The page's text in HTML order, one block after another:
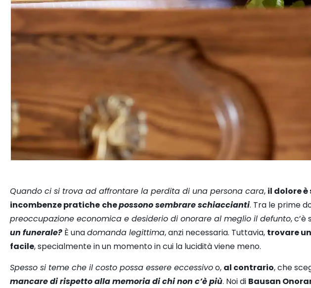
Quando ci si trova ad affrontare la perdita di una persona cara, il dolore
incombenze pratiche chepossono sembrare schiaccianti. Tra le prime
preoccupazione economica e desiderio di onorare al meglio il defunto,
un funerale? È unadomanda legittima, anzi necessaria. Tuttavia, trovare
facile, specialmente in un momento in cui la lucidità viene meno.
Spesso si teme che il costo possa essere eccessivoo, al contrario, che
mancare di rispetto alla memoria di chi non c’è più. Noi di Bausan